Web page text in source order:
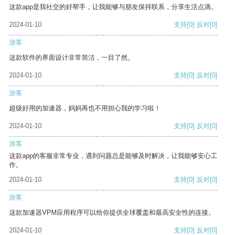
这款app是我社交的好帮手，让我能够与朋友保持联系，分享生活点滴。
2024-01-10 支持[0] 反对[0]
游客
这款软件的界面设计非常简洁，一目了然。
2024-01-10 支持[0] 反对[0]
游客
超级好用的加速器，妈妈再也不用担心我的学习啦！
2024-01-10 支持[0] 反对[0]
游客
这款app的客服非常专业，遇到问题总是能够及时解决，让我能够安心工
作。
2024-01-10
支持[0] 反对[0]
游客
这款加速器VPM应用程序可以给你提供全球覆盖和最高安全性的连接。
2024-01-10 支持[0] 反对[0]